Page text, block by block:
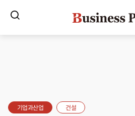
기업과산업 건설